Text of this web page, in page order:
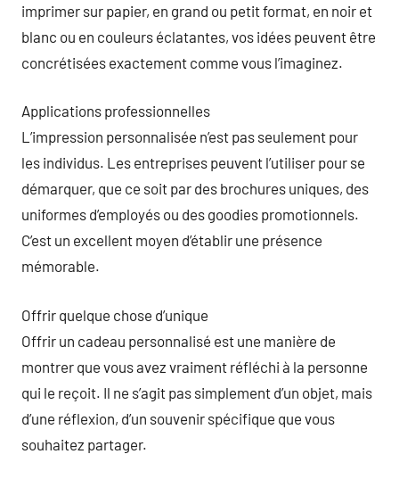
imprimer sur papier, en grand ou petit format, en noir et
blanc ou en couleurs éclatantes, vos idées peuvent être
concrétisées exactement comme vous l’imaginez.
Applications professionnelles
L’impression personnalisée n’est pas seulement pour
les individus. Les entreprises peuvent l’utiliser pour se
démarquer, que ce soit par des brochures uniques, des
uniformes d’employés ou des goodies promotionnels.
C’est un excellent moyen d’établir une présence
mémorable.
Offrir quelque chose d’unique
Offrir un cadeau personnalisé est une manière de
montrer que vous avez vraiment réfléchi à la personne
qui le reçoit. Il ne s’agit pas simplement d’un objet, mais
d’une réflexion, d’un souvenir spécifique que vous
souhaitez partager.